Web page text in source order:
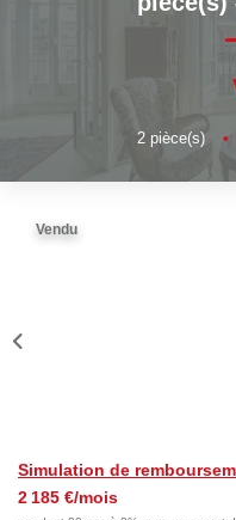
Avis De
2pièce(s) •
Vendu
Simulation de
2 185 €/mois